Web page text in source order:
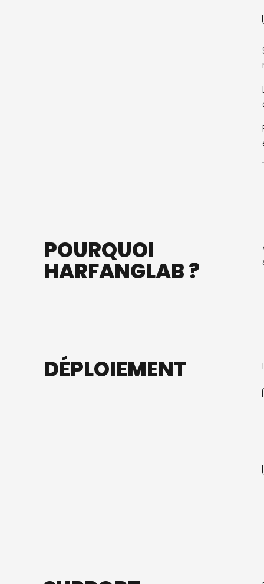
POURQUOI
HARFANGLAB ?
DÉPLOIEMENT